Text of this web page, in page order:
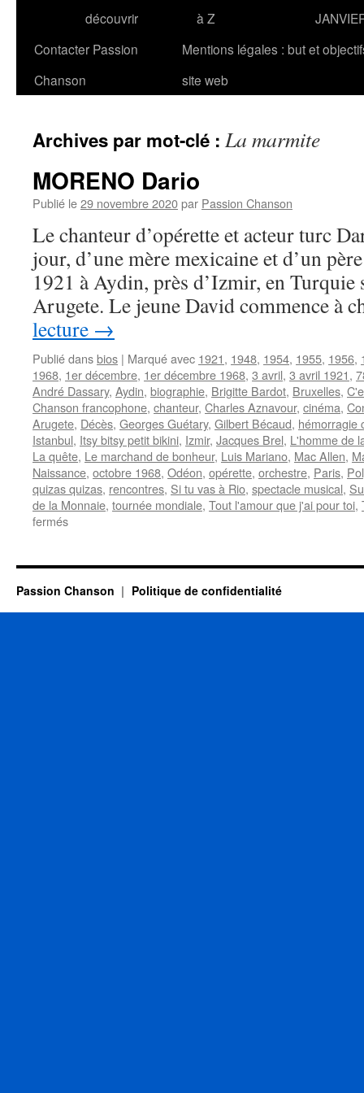
découvrir
à Z
Contacter Passion
Chanson
Mentions légales : but et
site web
Archives par mot-clé : La marmite
MORENO Dario
Publié le29 novembre 2020par Passion Chanson
Le chanteur d’opérette et acteur turc
jour, d’une mère mexicaine et d’un
1921 à Aydin, près d’Izmir, en Turquie
Arugete. Le jeune David commence à
lecture →
Publié dansbios | Marqué avec 1921, 1948, 1954, 1955, 1956,
1968, 1er décembre, 1er décembre 1968, 3 avril, 3 avril 1921,
André Dassary, Aydin, biographie, Brigitte Bardot, Bruxelles,
Chanson francophone, chanteur, Charles Aznavour, cinéma,
Arugete, Décès, Georges Guétary, Gilbert Bécaud, hémorragie
Istanbul, Itsy bitsy petit bikini, Izmir, Jacques Brel, L'homme de
La quête, Le marchand de bonheur, Luis Mariano, Mac Allen,
Naissance, octobre 1968, Odéon, opérette, orchestre, Paris,
quizas quizas, rencontres, Si tu vas à Rio, spectacle musical,
de la Monnaie, tournée mondiale, Tout l'amour que j'ai pour toi,
ferméssur
Passion Chanson Politique de confidentialité